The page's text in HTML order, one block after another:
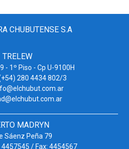
CHUBUTENSE S.A
TRELEW
- 1º Piso - Cp U-9100H
280 4434 802/3
MADRYN
Sáenz Peña 79
4457545 / Fax: 4454567